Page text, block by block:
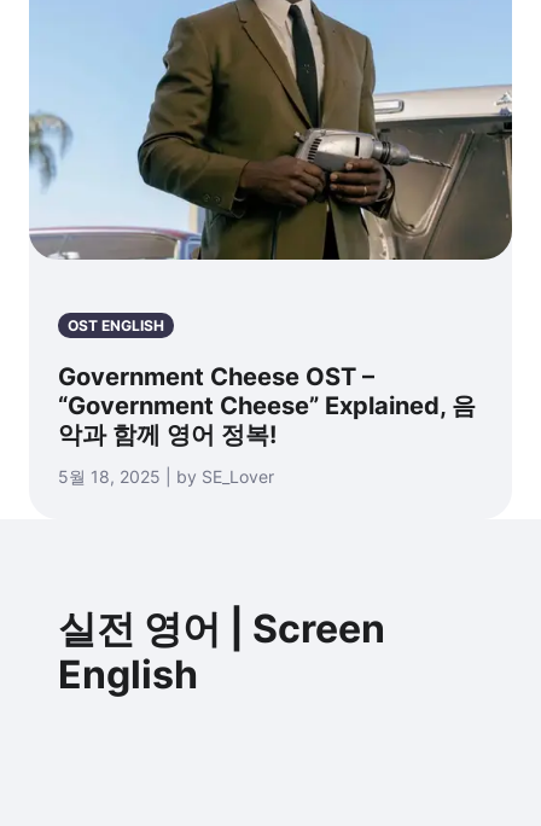
OST ENGLISH
Government Cheese OST –
“Government Cheese” Explained, 음
악과 함께 영어 정복!
5월 18, 2025 | by SE_Lover
실전 영어 | Screen
English